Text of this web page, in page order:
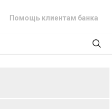
Помощь клиентам банка